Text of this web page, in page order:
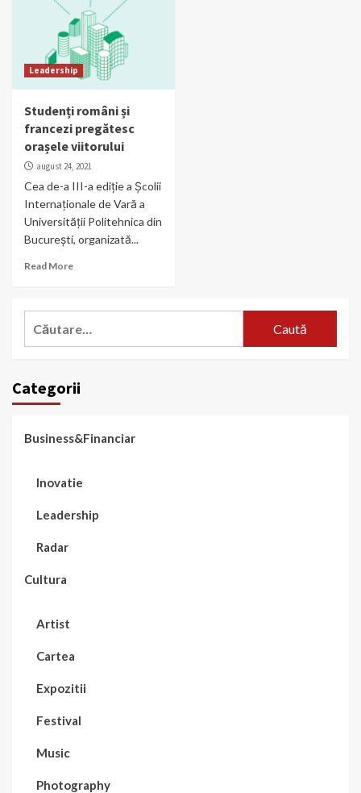
Leadership
Studenți români și
francezi pregătesc
orașele viitorului
august 24, 2021
Cea de-a III-a ediție a Școlii
Internaționale de Vară a
Universității Politehnica din
București, organizată...
Read More
Categorii
Business&Financiar
Inovatie
Leadership
Radar
Cultura
Artist
Cartea
Expozitii
Festival
Music
Photography